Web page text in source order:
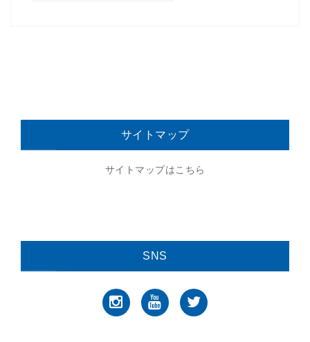
サイトマップ
サイトマップはこちら
SNS
InstagramYouTubeTwitter